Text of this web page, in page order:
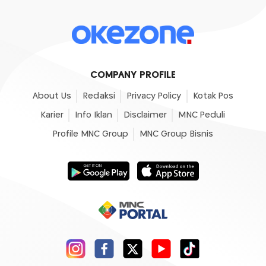
COMPANY PROFILE
About Us Redaksi Privacy Policy Kotak Pos
Karier Info Iklan Disclaimer MNC Peduli
Profile MNC Group MNC Group Bisnis